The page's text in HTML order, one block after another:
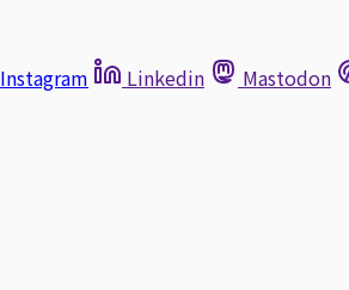
Instagram Linkedin Mastodon